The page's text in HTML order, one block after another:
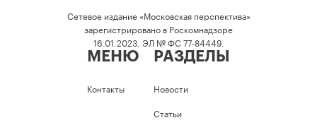
Сетевое издание «Московская перспектива»
зарегистрировано в Роскомнадзоре
16.01.2023, ЭЛ № ФС 77-84449.
МЕНЮ
Контакты
РАЗДЕЛЫ
Новости
Статьи